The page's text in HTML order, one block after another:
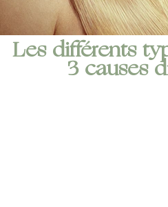
Les différents
3 causes